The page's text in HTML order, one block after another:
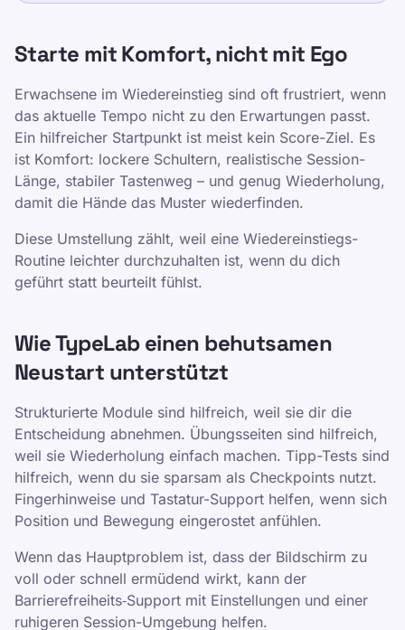
Starte mit Komfort, nicht mit Ego
Erwachsene im Wiedereinstieg sind oft frustriert, wenn
das aktuelle Tempo nicht zu den Erwartungen passt.
Ein hilfreicher Startpunkt ist meist kein Score-Ziel. Es
ist Komfort: lockere Schultern, realistische Session-
Länge, stabiler Tastenweg – und genug Wiederholung,
damit die Hände das Muster wiederfinden.
Diese Umstellung zählt, weil eine Wiedereinstiegs-
Routine leichter durchzuhalten ist, wenn du dich
geführt statt beurteilt fühlst.
Wie TypeLab einen behutsamen
Neustart unterstützt
Strukturierte Module sind hilfreich, weil sie dir die
Entscheidung abnehmen. Übungsseiten sind hilfreich,
weil sie Wiederholung einfach machen. Tipp-Tests sind
hilfreich, wenn du sie sparsam als Checkpoints nutzt.
Fingerhinweise und Tastatur-Support helfen, wenn sich
Position und Bewegung eingerostet anfühlen.
Wenn das Hauptproblem ist, dass der Bildschirm zu
voll oder schnell ermüdend wirkt, kann der
Barrierefreiheits‑Support mit Einstellungen und einer
ruhigeren Session-Umgebung helfen.